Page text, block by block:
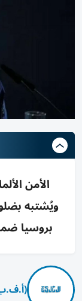
الأمن
بروسيا